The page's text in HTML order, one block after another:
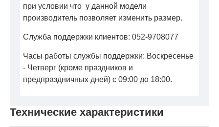
Технические характеристики
при условии что у данной модели
производитель позволяет изменить размер.
Служба поддержки клиентов: 052-9708077
Часы работы службы поддержки: Воскресенье
- Четверг (кроме праздников и
предпраздничных дней) с 09:00 до 18:00.